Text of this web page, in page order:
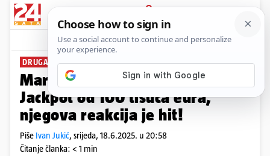
PRIJAVA
News Komentari
DRUGA ŠANSA
Marijan iz Ogulina osvojio
Jackpot od 100 tisuća eura,
njegova reakcija je hit!
Piše Ivan Jukić, srijeda, 18.6.2025. u 20:58
Čitanje članka: < 1 min